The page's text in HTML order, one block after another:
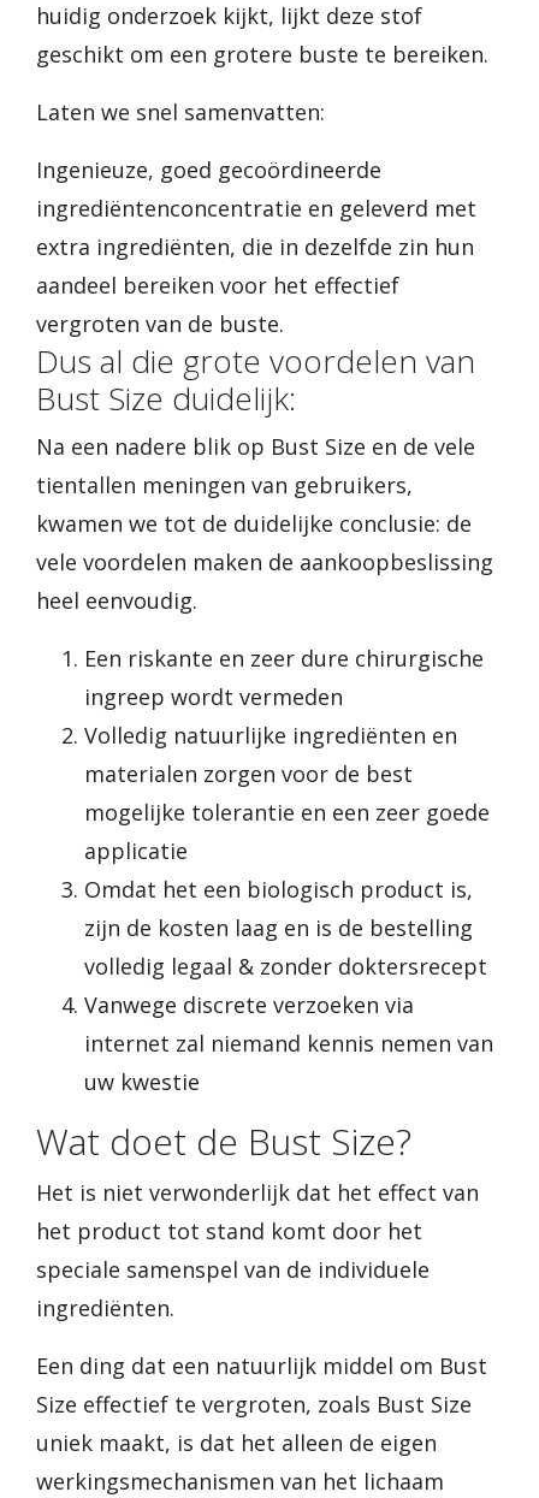
huidig onderzoek kijkt, lijkt deze stof
geschikt om een grotere buste te bereiken.
Laten we snel samenvatten:
Ingenieuze, goed gecoördineerde
ingrediëntenconcentratie en geleverd met
extra ingrediënten, die in dezelfde zin hun
aandeel bereiken voor het effectief
vergroten van de buste.
Dus al die grote voordelen van
Bust Size duidelijk:
Na een nadere blik op Bust Size en de vele
tientallen meningen van gebruikers,
kwamen we tot de duidelijke conclusie: de
vele voordelen maken de aankoopbeslissing
heel eenvoudig.
Een riskante en zeer dure chirurgische
ingreep wordt vermeden
Volledig natuurlijke ingrediënten en
materialen zorgen voor de best
mogelijke tolerantie en een zeer goede
applicatie
Omdat het een biologisch product is,
zijn de kosten laag en is de bestelling
volledig legaal & zonder doktersrecept
Vanwege discrete verzoeken via
internet zal niemand kennis nemen van
uw kwestie
Wat doet de Bust Size?
Het is niet verwonderlijk dat het effect van
het product tot stand komt door het
speciale samenspel van de individuele
ingrediënten.
Een ding dat een natuurlijk middel om Bust
Size effectief te vergroten, zoals Bust Size
uniek maakt, is dat het alleen de eigen
werkingsmechanismen van het lichaam